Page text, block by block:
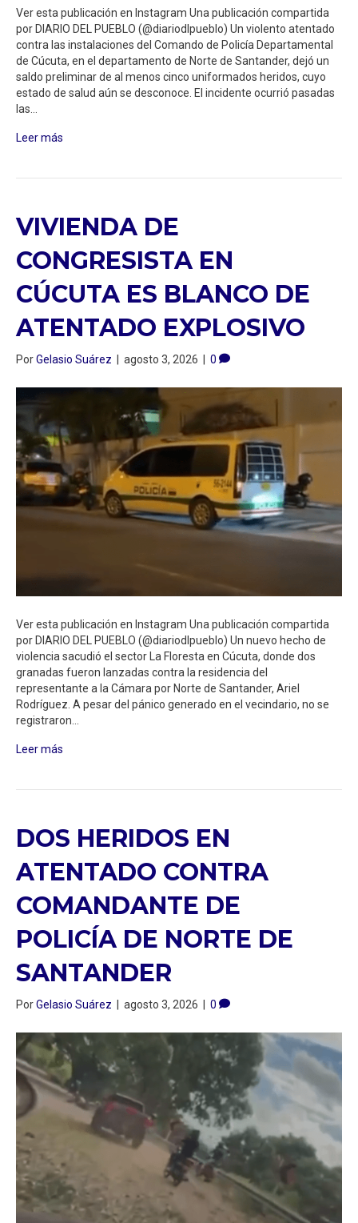
Ver esta publicación en Instagram Una publicación compartida
por DIARIO DEL PUEBLO (@diariodlpueblo) Un violento atentado
contra las instalaciones del Comando de Policía Departamental
de Cúcuta, en el departamento de Norte de Santander, dejó un
saldo preliminar de al menos cinco uniformados heridos, cuyo
estado de salud aún se desconoce. El incidente ocurrió pasadas
las…
Leer más
VIVIENDA DE
CONGRESISTA EN
CÚCUTA ES BLANCO DE
ATENTADO EXPLOSIVO
PorGelasio Suárez agosto 3, 2026 0
Ver esta publicación en Instagram Una publicación compartida
por DIARIO DEL PUEBLO (@diariodlpueblo) Un nuevo hecho de
violencia sacudió el sector La Floresta en Cúcuta, donde dos
granadas fueron lanzadas contra la residencia del
representante a la Cámara por Norte de Santander, Ariel
Rodríguez. A pesar del pánico generado en el vecindario, no se
registraron…
Leer más
DOS HERIDOS EN
ATENTADO CONTRA
COMANDANTE DE
POLICÍA DE NORTE DE
SANTANDER
PorGelasio Suárez agosto 3, 2026 0